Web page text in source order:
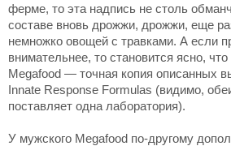
ферме, то эта надпись не столь
составе вновь дрожжи, дрожжи, еще
немножко овощей с травками. А если
внимательнее, то становится ясно,
Megafood — точная копия описанных
Innate Response Formulas (видимо,
поставляет одна лаборатория).
У мужского Megafood по-другому